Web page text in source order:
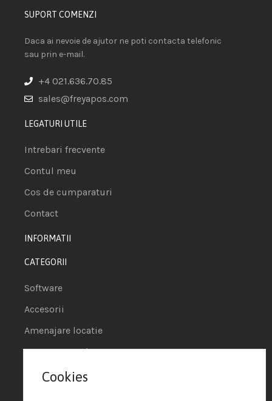
SUPORT COMENZI
Daca ai nevoie de ajutor ne poti contacta telefonic
sau prin e-mail.
+4 021.636.70.85
sales@freyapos.com
LEGATURI UTILE
Intrebari frecvente
Contul meu
Cos de cumparaturi
Contact
INFORMATII
CATEGORII
Software
Accesorii
Amenajare locatie
POS - Puncte de vanzare
Termeni si conditii
Cookies